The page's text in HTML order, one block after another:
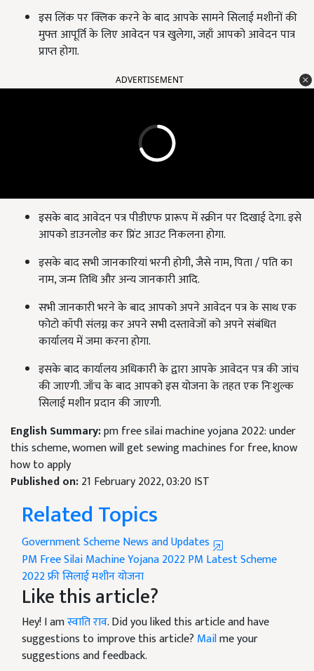
इस लिंक पर क्लिक करने के बाद आपके सामने सिलाई मशीनों की
मुफ्त आपूर्ति के लिए आवेदन पत्र खुलेगा, जहाँ आपको आवेदन पात्र
प्राप्त होगा.
ADVERTISEMENT
इसके बाद आवेदन पत्र पीडीएफ प्रारूप में स्क्रीन पर दिखाई देगा. इसे
आपको डाउनलोड कर प्रिंट आउट निकलना होगा.
इसके बाद सभी जानकारियां भरनी होगी, जैसे नाम, पिता / पति का
नाम, जन्म तिथि और अन्य जानकारी आदि.
सभी जानकारी भरने के बाद आपको अपने आवेदन पत्र के साथ एक
फोटो कॉपी संलग्न कर अपने सभी दस्तावेजों को अपने संबंधित
कार्यालय में जमा करना होगा.
इसके बाद कार्यालय अधिकारी के द्वारा आपके आवेदन पत्र की जांच
की जाएगी. जाँच के बाद आपको इस योजना के तहत एक निःशुल्क
सिलाई मशीन प्रदान की जाएगी.
English Summary:pm free silai machine yojana 2022: under
this scheme, women will get sewing machines for free, know
how to apply
Published on:21 February 2022, 03:20 IST
Related Topics
Government Scheme News and Updates
PM Free Silai Machine Yojana 2022PM Latest Scheme
2022फ्री सिलाई मशीन योजना
Like this article?
Hey! I amस्वाति राव. Did you liked this article and have
suggestions to improve this article? Mailme your
suggestions and feedback.